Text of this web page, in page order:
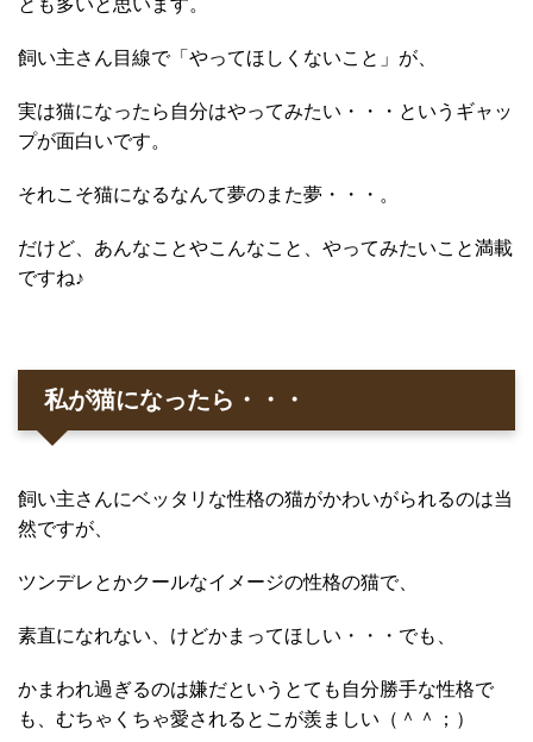
飼い主さん目線で「やってほしくないこと」が、
実は猫になったら自分はやってみたい・・・というギャッ
プが面白いです。
それこそ猫になるなんて夢のまた夢・・・。
だけど、あんなことやこんなこと、やってみたいこと満載
ですね♪
私が猫になったら・・・
飼い主さんにベッタリな性格の猫がかわいがられるのは当
然ですが、
ツンデレとかクールなイメージの性格の猫で、
素直になれない、けどかまってほしい・・・でも、
かまわれ過ぎるのは嫌だというとても自分勝手な性格で
も、むちゃくちゃ愛されるとこが羨ましい（＾＾；）